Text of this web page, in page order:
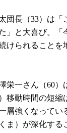
長（33）は「
」と大喜び。
けられること
一さん（60）
移動時間の短
層強くなってい
ま）が深化す